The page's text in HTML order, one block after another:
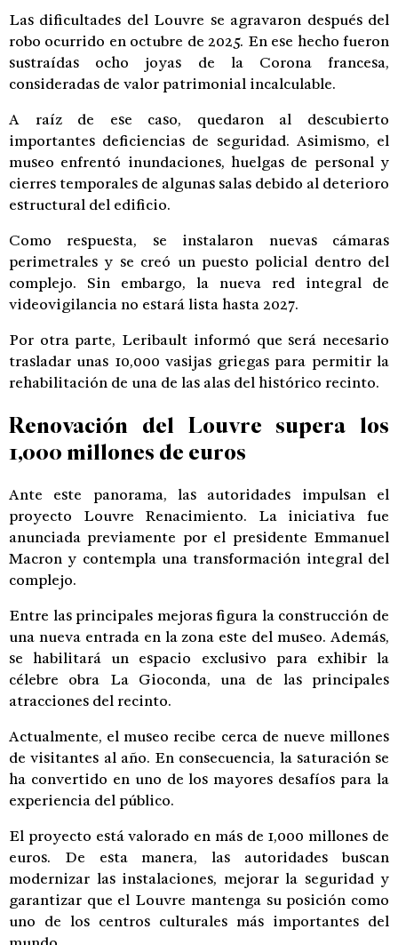
Las dificultades del Louvre se agravaron después del
robo ocurrido en octubre de 2025. En ese hecho fueron
sustraídas ocho joyas de la Corona francesa,
consideradas de valor patrimonial incalculable.
A raíz de ese caso, quedaron al descubierto
importantes deficiencias de seguridad. Asimismo, el
museo enfrentó inundaciones, huelgas de personal y
cierres temporales de algunas salas debido al deterioro
estructural del edificio.
Como respuesta, se instalaron nuevas cámaras
perimetrales y se creó un puesto policial dentro del
complejo. Sin embargo, la nueva red integral de
videovigilancia no estará lista hasta 2027.
Por otra parte, Leribault informó que será necesario
trasladar unas 10,000 vasijas griegas para permitir la
rehabilitación de una de las alas del histórico recinto.
Renovación del Louvre supera los
1,000 millones de euros
Ante este panorama, las autoridades impulsan el
proyecto Louvre Renacimiento. La iniciativa fue
anunciada previamente por el presidente Emmanuel
Macron y contempla una transformación integral del
complejo.
Entre las principales mejoras figura la construcción de
una nueva entrada en la zona este del museo. Además,
se habilitará un espacio exclusivo para exhibir la
célebre obra La Gioconda, una de las principales
atracciones del recinto.
Actualmente, el museo recibe cerca de nueve millones
de visitantes al año. En consecuencia, la saturación se
ha convertido en uno de los mayores desafíos para la
experiencia del público.
El proyecto está valorado en más de 1,000 millones de
euros. De esta manera, las autoridades buscan
modernizar las instalaciones, mejorar la seguridad y
garantizar que el Louvre mantenga su posición como
uno de los centros culturales más importantes del